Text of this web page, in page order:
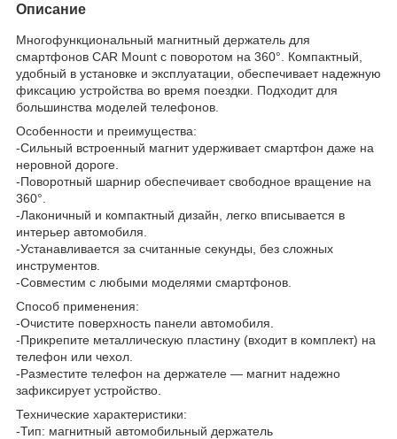
Описание
Многофункциональный магнитный держатель для
смартфонов CAR Mount с поворотом на 360°. Компактный,
удобный в установке и эксплуатации, обеспечивает надежную
фиксацию устройства во время поездки. Подходит для
большинства моделей телефонов.
Особенности и преимущества:
-Сильный встроенный магнит удерживает смартфон даже на
неровной дороге.
-Поворотный шарнир обеспечивает свободное вращение на
360°.
-Лаконичный и компактный дизайн, легко вписывается в
интерьер автомобиля.
-Устанавливается за считанные секунды, без сложных
инструментов.
-Совместим с любыми моделями смартфонов.
Способ применения:
-Очистите поверхность панели автомобиля.
-Прикрепите металлическую пластину (входит в комплект) на
телефон или чехол.
-Разместите телефон на держателе — магнит надежно
зафиксирует устройство.
Технические характеристики:
-Тип: магнитный автомобильный держатель